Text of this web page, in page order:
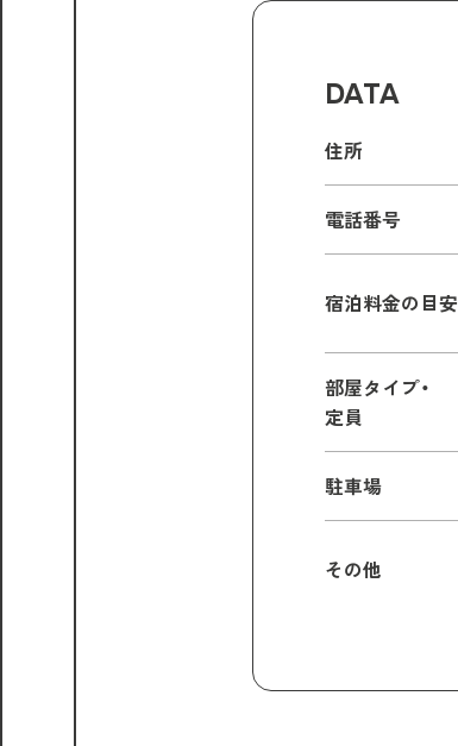
DATA
住所
電話番号
宿泊料金の目安
部屋タイプ・
定員
駐車場
その他